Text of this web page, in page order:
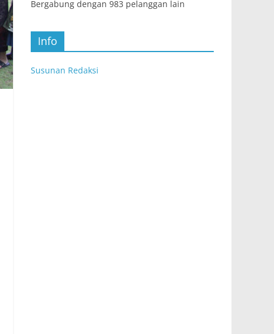
Bergabung dengan 983 pelanggan lain
Info
Susunan Redaksi